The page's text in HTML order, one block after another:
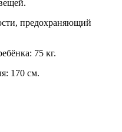
предохраняющий
75 кг.
170 см.